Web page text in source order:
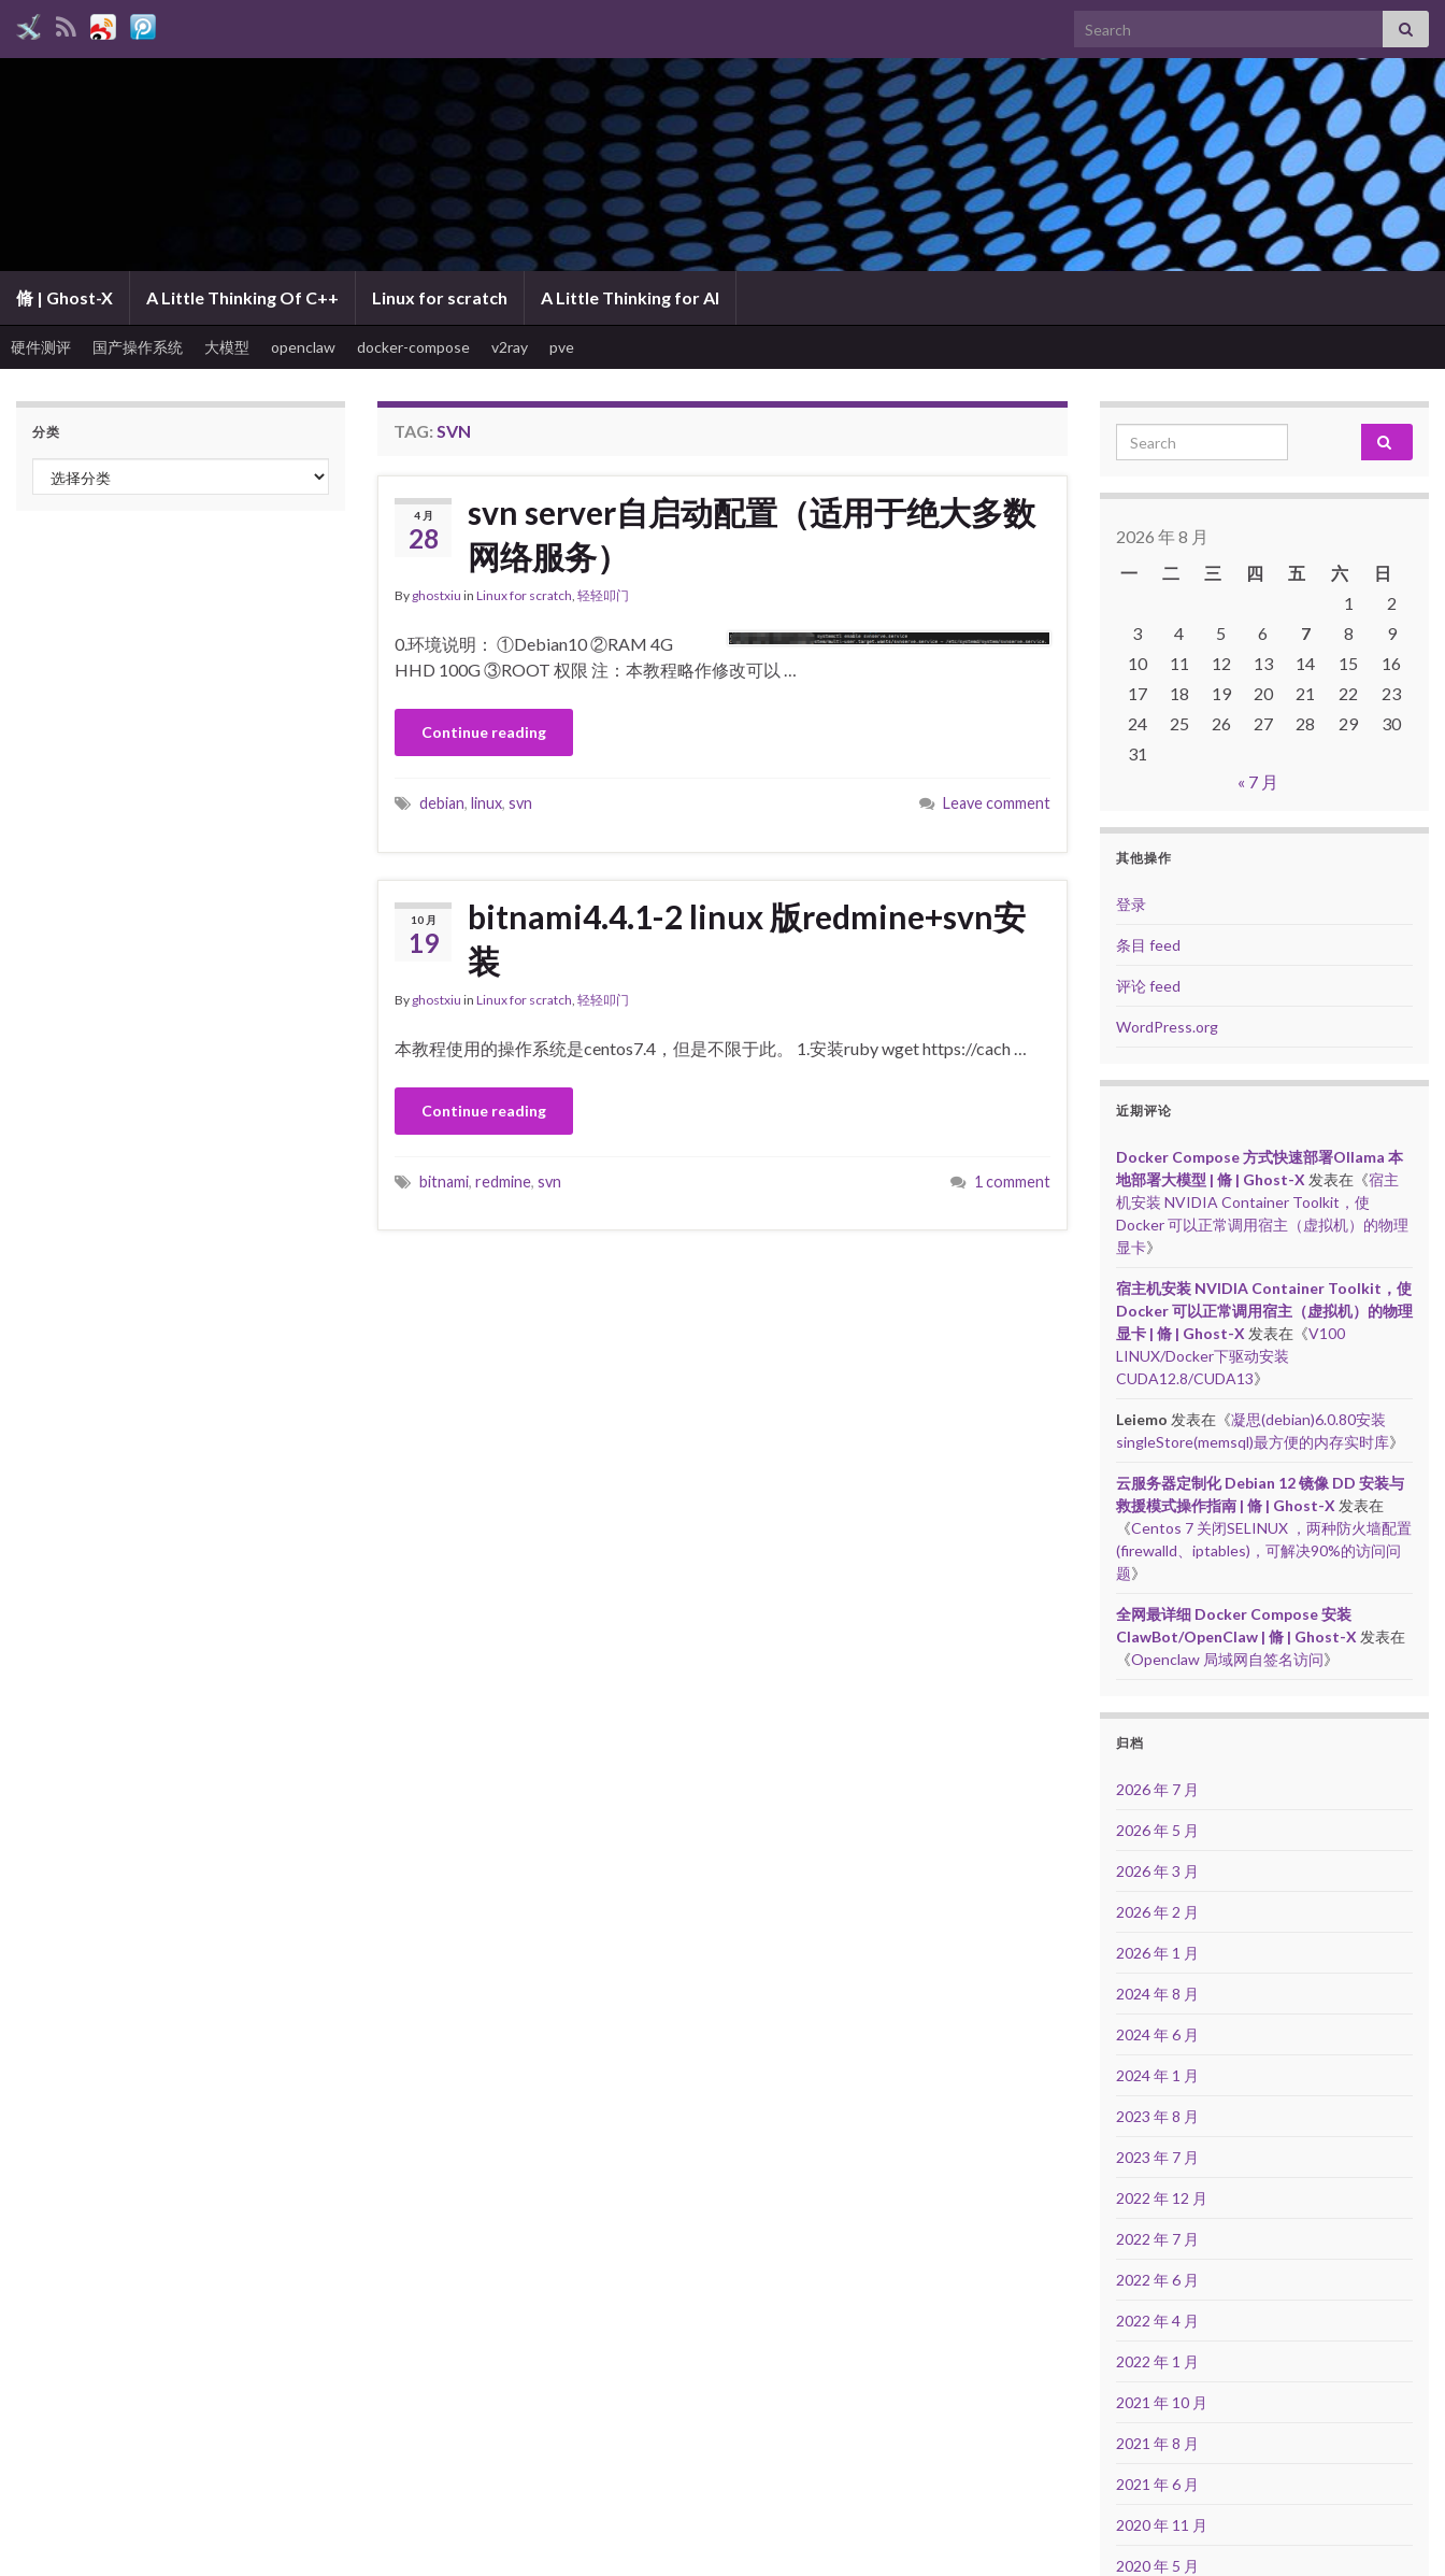
Search for:
脩 | Ghost-X A Little Thinking Of C++ Linux for scratch A Little Thinking for AI
硬件测评 国产操作系统 大模型 openclaw docker-compose v2ray pve
分类
分类
TAG: SVN
4 月
28
svn server自启动配置（适用于绝大多数
网络服务）
By ghostxiu in Linux for scratch, 轻轻叩门
0.环境说明： ①Debian10 ②RAM 4G
HHD 100G ③ROOT 权限 注：本教程略作修改可以 …
Continue reading
debian, linux, svn Leave comment
10 月
19
bitnami4.4.1-2 linux 版redmine+svn安
装
By ghostxiu in Linux for scratch 轻轻叩门
本教程使用的操作系统是centos7.4，但是不限于此。 1.安装ruby wget https://cach …
Continue reading
bitnami, redmine, svn 1 comment
Search for:
2026 年 8 月
一
二 三 四 五 六
日
1
2
3
4 5 6 7 8
9
10
11 12 13 14 15
16
17
18 19 20 21 22
23
24
25 26 27 28 29
30
31
« 7 月
其他操作
登录
条目 feed
评论 feed
WordPress.org
近期评论
Docker Compose 方式快速部署Ollama 本
地部署大模型 | 脩 | Ghost-X 发表在《宿主
机安装 NVIDIA Container Toolkit，使
Docker 可以正常调用宿主（虚拟机）的物理
显卡》
宿主机安装 NVIDIA Container Toolkit，使
Docker 可以正常调用宿主（虚拟机）的物理
显卡 | 脩 | Ghost-X 发表在《V100
LINUX/Docker下驱动安装
CUDA12.8/CUDA13》
Leiemo 发表在《凝思(debian)6.0.80安装
singleStore(memsql)最方便的内存实时库》
云服务器定制化 Debian 12 镜像 DD 安装与
救援模式操作指南 | 脩 | Ghost-X 发表在
《Centos 7 关闭SELINUX ，两种防火墙配置
(firewalld、iptables)，可解决90%的访问问
题》
全网最详细 Docker Compose 安装
ClawBot/OpenClaw | 脩 | Ghost-X 发表在
《Openclaw 局域网自签名访问》
归档
2026 年 7 月
2026 年 5 月
2026 年 3 月
2026 年 2 月
2026 年 1 月
2024 年 8 月
2024 年 6 月
2024 年 1 月
2023 年 8 月
2023 年 7 月
2022 年 12 月
2022 年 7 月
2022 年 6 月
2022 年 4 月
2022 年 1 月
2021 年 10 月
2021 年 8 月
2021 年 6 月
2020 年 11 月
2020 年 5 月